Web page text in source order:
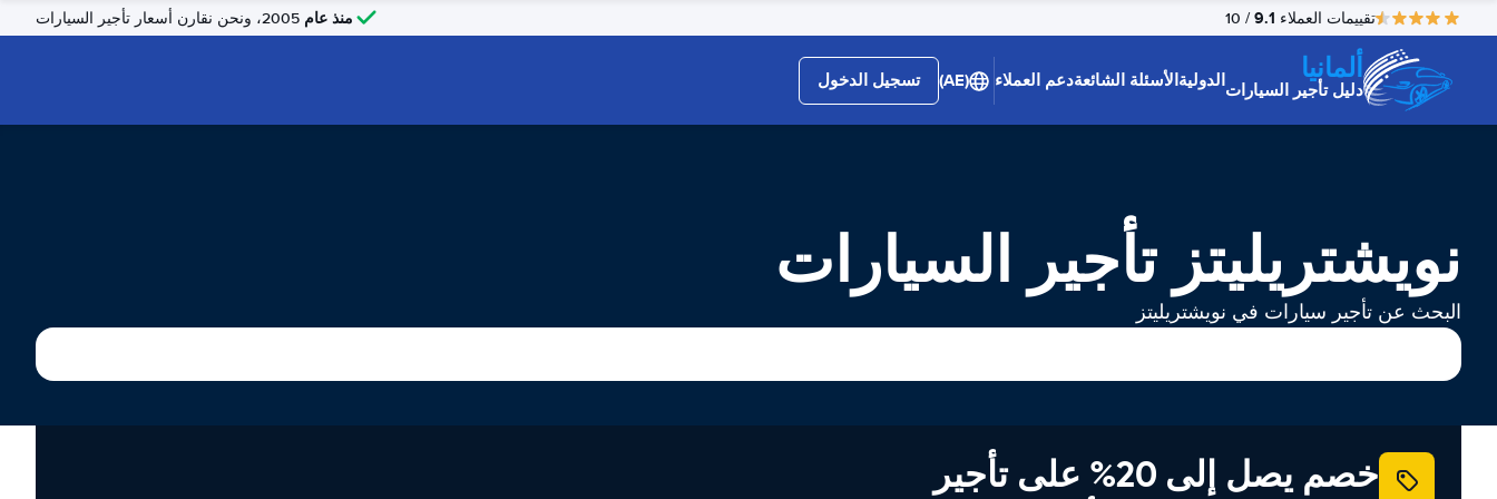
تقييمات العملاء 9.1
/ 10 منذ عام
ألمانيا
دليل تأجير السياراتالدوليةالأسئلة الشائعةدعم العملاء (AE) تسجيل الدخول
نويشتريليتز تأجير السيارات
البحث عن تأجير سيارات في نويشتريليتز
خصم يصل إلى 20% على تأجير